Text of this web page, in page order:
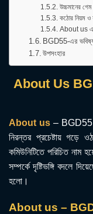
উচ্চমানের গেম
কঠোর নিয়ম ও
About us
BGD55-এর
উপসংহার
About Us
About us – BGD55
নিরন্তর প্রচেষ্টায় গড়ে
কমিউনিটিতে পরিচিত নাম
সম্পর্কে দৃষ্টিভঙ্গি বদলে
হলো।
About us –